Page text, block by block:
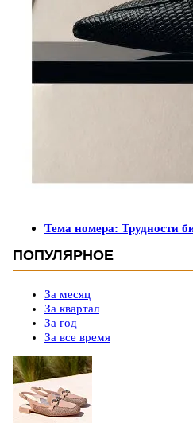
Тема номера: Трудности
ПОПУЛЯРНОЕ
За месяц
За квартал
За год
За все время